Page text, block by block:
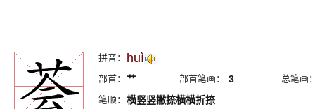
拼音： huì
部首： 艹 部首笔画： 3
总笔画
笔顺： 横竖竖撇捺横横折捺